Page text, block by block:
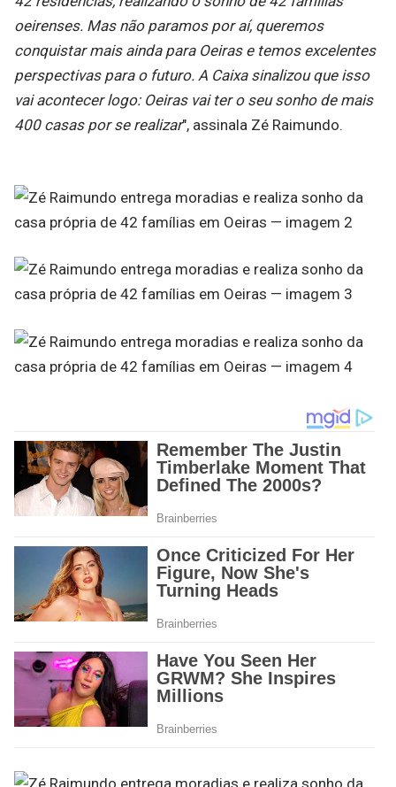
oeirenses. Mas não paramos por aí, queremos
conquistar mais ainda para Oeiras e temos excelentes
perspectivas para o futuro. A Caixa sinalizou que isso
vai acontecer logo: Oeiras vai ter o seu sonho de mais
400 casas por se realizar", assinala Zé Raimundo.